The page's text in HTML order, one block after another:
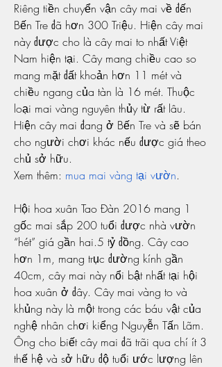
Riêng tiền chuyển vận cây mai về đến
Bến Tre đã hơn 300 Triệu. Hiện cây mai
này được cho là cây mai to nhất Việt
Nam hiện tại. Cây mang chiều cao so
mang mặt đất khoản hơn 11 mét và
chiều ngang của tàn là 16 mét. Thuộc
loại mai vàng nguyên thủy từ rất lâu.
Hiện cây mai đang ở Bến Tre và sẽ bán
cho người chơi khác nếu được giá theo
chủ sở hữu.
Xem thêm: mua mai vàng tại vườn.
Hội hoa xuân Tao Đàn 2016 mang 1
gốc mai sắp 200 tuổi được nhà vườn
“hét” giá gần hai.5 tỷ đồng. Cây cao
hơn 1m, mang trục đường kính gần
40cm, cây mai này nổi bật nhất tại hội
hoa xuân ở đây. Cây mai vàng to và
khủng này là một trong các báu vật của
nghệ nhân chơi kiểng Nguyễn Tấn Lãm.
Ông cho biết cây mai đã trãi qua chí ít 3
thế hệ và sở hữu độ tuổi ước lượng lên